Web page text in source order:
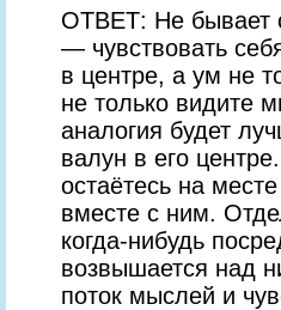
ОТВЕТ: Не бывает
— чувствовать
в центре, а ум не
не только видите
аналогия будет
валун в его
остаётесь на
вместе с ним.
когда-нибудь
возвышается над
поток мыслей и